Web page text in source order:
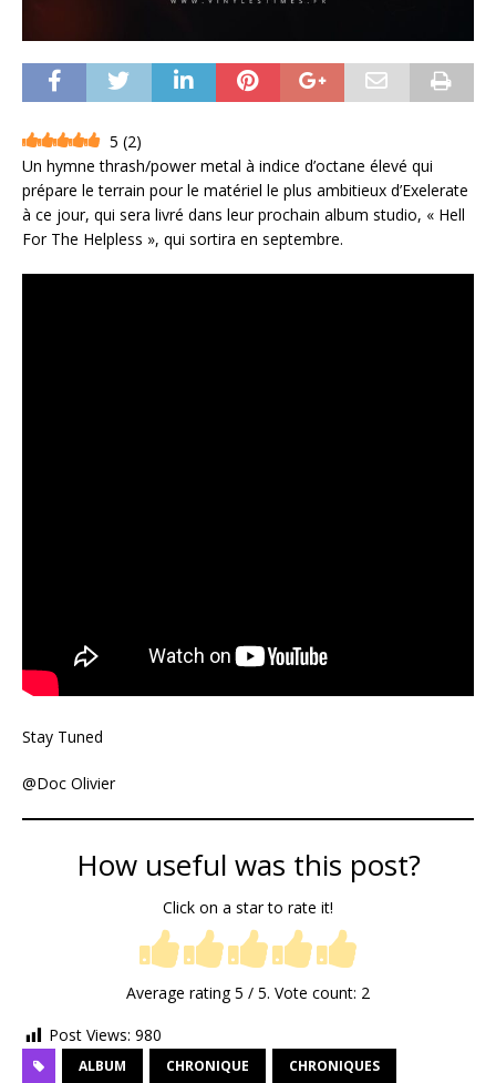
5 (2)
Un hymne thrash/power metal à indice d’octane élevé qui
prépare le terrain pour le matériel le plus ambitieux d’Exelerate
à ce jour, qui sera livré dans leur prochain album studio, « Hell
For The Helpless », qui sortira en septembre.
Stay Tuned
@Doc Olivier
How useful was this post?
Click on a star to rate it!
Average rating5 / 5. Vote count: 2
Post Views: 980
ALBUM CHRONIQUE CHRONIQUES